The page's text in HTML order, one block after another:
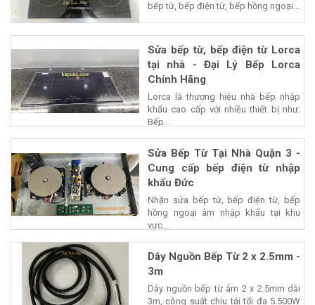
bếp từ, bếp điện từ, bếp hồng ngoại...
Sửa bếp từ, bếp điện từ Lorca
tại nhà - Đại Lý Bếp Lorca
Chính Hãng
Lorca là thương hiệu nhà bếp nhập
khẩu cao cấp với nhiều thiết bị như:
Bếp...
Sửa Bếp Từ Tại Nhà Quận 3 -
Cung cấp bếp điện từ nhập
khẩu Đức
Nhận sửa bếp từ, bếp điện từ, bếp
hồng ngoại âm nhập khẩu tại khu
vực...
Dây Nguồn Bếp Từ 2 x 2.5mm -
3m
Dây nguồn bếp từ âm 2 x 2.5mm dài
3m, công suất chịu tải tối đa 5.500W